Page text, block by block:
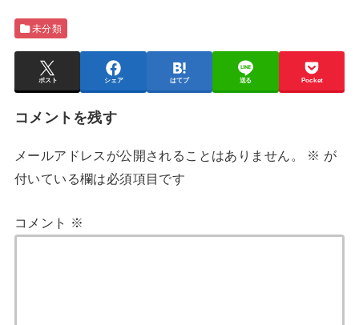
未分類
ポスト シェア はてブ 送る Pocket
コメントを残す
メールアドレスが公開されることはありません。 ※ が
付いている欄は必須項目です
コメント ※